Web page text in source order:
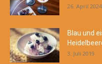
26. April 2024
Blau und
3. Juli 2019